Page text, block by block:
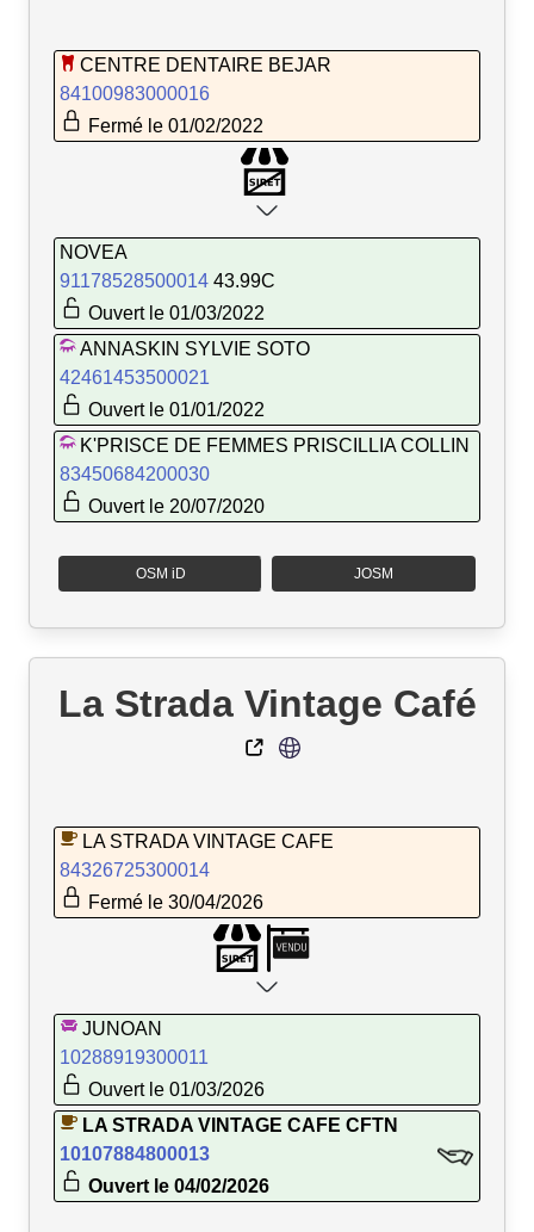
CENTRE DENTAIRE BEJAR
84100983000016
Fermé le 01/02/2022
NOVEA
91178528500014 43.99C
Ouvert le 01/03/2022
ANNASKIN SYLVIE SOTO
42461453500021
Ouvert le 01/01/2022
K'PRISCE DE FEMMES PRISCILLIA COLLIN
83450684200030
Ouvert le 20/07/2020
OSM iD JOSM
La Strada Vintage Café
LA STRADA VINTAGE CAFE
84326725300014
Fermé le 30/04/2026
JUNOAN
10288919300011
Ouvert le 01/03/2026
LA STRADA VINTAGE CAFE CFTN
10107884800013
Ouvert le 04/02/2026